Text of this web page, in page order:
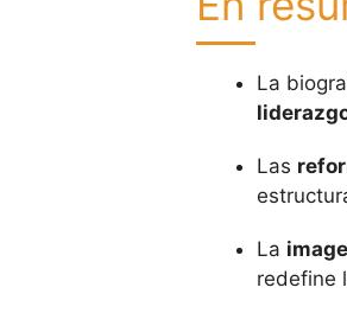
La
Las
La
redefine